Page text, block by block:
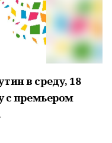
в среду, 18
с премьером